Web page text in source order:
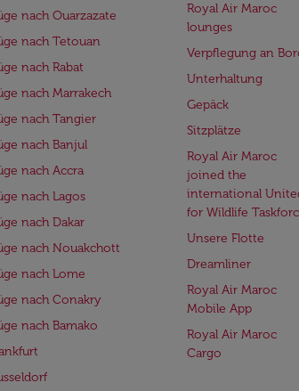
nach Ouarzazate
nach Tetouan
nach Rabat
nach Marrakech
nach Tangier
nach Banjul
nach Accra
nach Lagos
nach Dakar
nach Nouakchott
nach Lome
nach Conakry
nach Bamako
Royal Air Maroc
lounges
Verpflegung an
Unterhaltung
Gepäck
Sitzplätze
Royal Air Maroc
joined the
international
for Wildlife
Unsere Flotte
Dreamliner
Royal Air Maroc
Mobile App
Royal Air Maroc
Cargo